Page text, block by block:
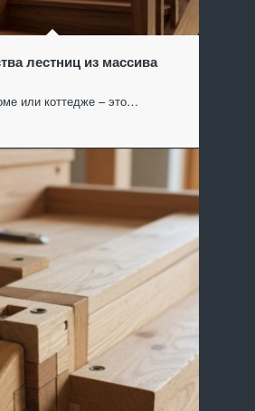
лестниц из массива
или коттедже – это…